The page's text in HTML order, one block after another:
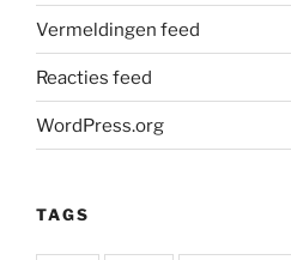
Vermeldingen feed
Reacties feed
WordPress.org
TAGS